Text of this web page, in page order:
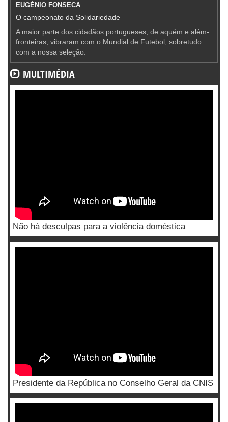
EUGÉNIO FONSECA
O campeonato da Solidariedade
A maior parte dos cidadãos portugueses, de aquém e além-
fronteiras, vibraram com o Mundial de Futebol, sobretudo
com a nossa seleção.
MULTIMÉDIA
Não há desculpas para a violência doméstica
Presidente da República no Conselho Geral da CNIS